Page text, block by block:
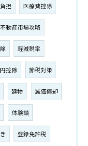
担 医療費控除
不動産市場攻略
軽減税率
控除 節税対策
建物 減価償却
体験談
登録免許税